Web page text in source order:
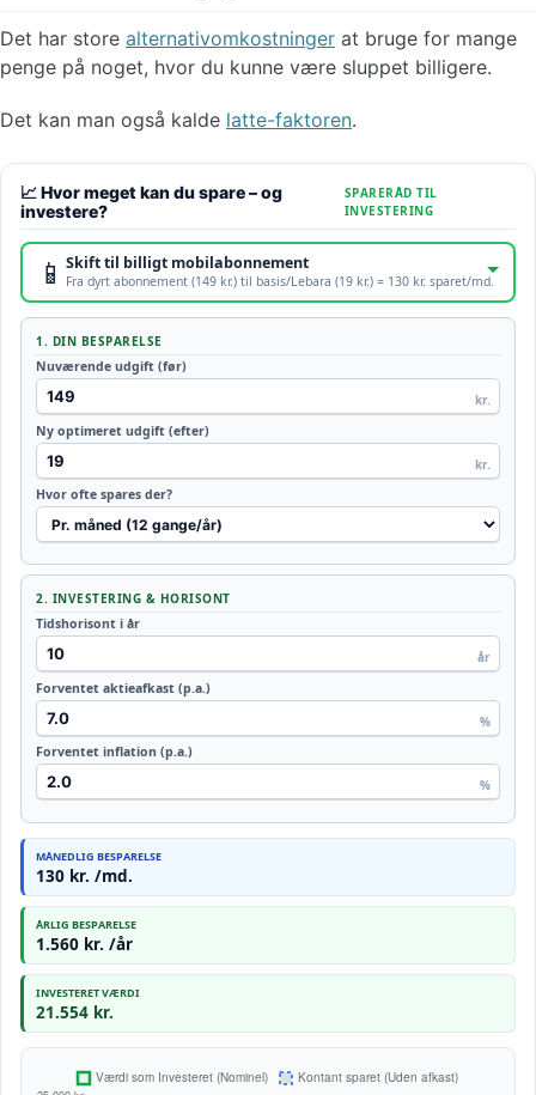
Det har store alternativomkostninger at bruge for mange
penge på noget, hvor du kunne være sluppet billigere.
Det kan man også kalde latte-faktoren.
📈 Hvor meget kan du spare – og
investere?
SPARERÅD TIL
INVESTERING
📱 Skift til billigt mobilabonnement
Fra dyrt abonnement (149 kr.) til basis/Lebara (19 kr.) = 130 kr. sparet/md.
1. DIN BESPARELSE
Nuværende udgift (før)
kr.
Ny optimeret udgift (efter)
kr.
Hvor ofte spares der?
2. INVESTERING & HORISONT
Tidshorisont i år
år
Forventet aktieafkast (p.a.)
%
Forventet inflation (p.a.)
%
MÅNEDLIG BESPARELSE
130 kr. /md.
ÅRLIG BESPARELSE
1.560 kr. /år
INVESTERET VÆRDI
21.554 kr.